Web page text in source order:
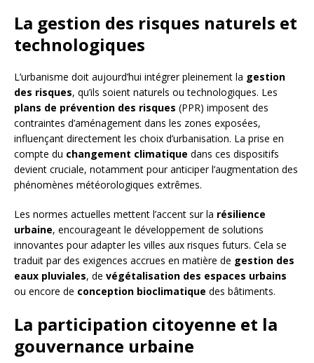
La gestion des risques naturels et
technologiques
L’urbanisme doit aujourd’hui intégrer pleinement la gestion
des risques, qu’ils soient naturels ou technologiques. Les
plans de prévention des risques (PPR) imposent des
contraintes d’aménagement dans les zones exposées,
influençant directement les choix d’urbanisation. La prise en
compte du changement climatique dans ces dispositifs
devient cruciale, notamment pour anticiper l’augmentation des
phénomènes météorologiques extrêmes.
Les normes actuelles mettent l’accent sur la résilience
urbaine, encourageant le développement de solutions
innovantes pour adapter les villes aux risques futurs. Cela se
traduit par des exigences accrues en matière de gestion des
eaux pluviales, de végétalisation des espaces urbains
ou encore de conception bioclimatique des bâtiments.
La participation citoyenne et la
gouvernance urbaine